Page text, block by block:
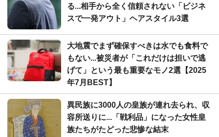
る...相手から全く信頼されない「ビジネ
スで一発アウト」ヘアスタイル3選
大地震でまず確保すべきは水でも食料で
もない...被災者が「これだけは担いで逃
げて」という最も重要なモノ2選【2025
年7月BEST】
異民族に3000人の皇族が連れ去られ、収
容所送りに...「戦利品」になった女性皇
族たちがたどった悲惨な結末